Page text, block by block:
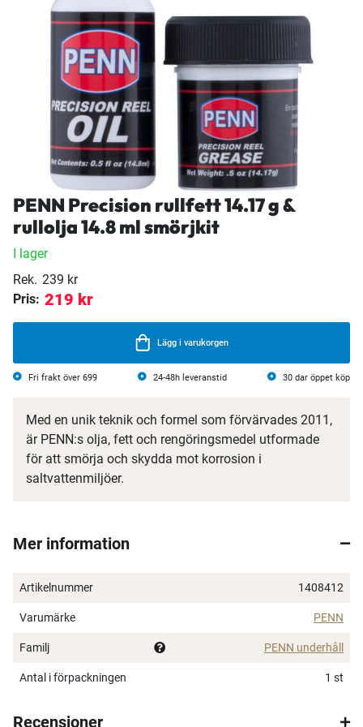
×
PENN Precision rullfett 14.17 g &
rullolja 14.8 ml smörjkit
I lager
Rek. 239 kr
Pris: 219 kr
Lägg i varukorgen
Fri frakt över 699 24-48h leveranstid 30 dar öppet köp
Med en unik teknik och formel som förvärvades 2011,
är PENN:s olja, fett och rengöringsmedel utformade
för att smörja och skydda mot korrosion i
saltvattenmiljöer.
Mer information
Artikelnummer 1408412
Varumärke PENN
Familj PENN underhåll
Antal i förpackningen 1 st
Recensioner